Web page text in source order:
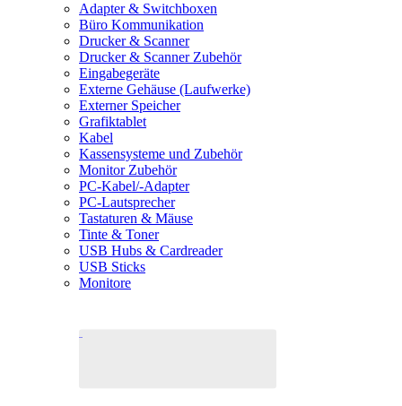
Adapter & Switchboxen
Büro Kommunikation
Drucker & Scanner
Drucker & Scanner Zubehör
Eingabegeräte
Externe Gehäuse (Laufwerke)
Externer Speicher
Grafiktablet
Kabel
Kassensysteme und Zubehör
Monitor Zubehör
PC-Kabel/-Adapter
PC-Lautsprecher
Tastaturen & Mäuse
Tinte & Toner
USB Hubs & Cardreader
USB Sticks
Monitore